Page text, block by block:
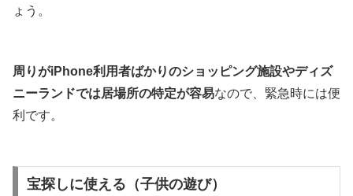
ょう。
周りがiPhone利用者ばかりのショッピング施設やディズ
ニーランドでは居場所の特定が容易なので、緊急時には便
利です。
宝探しに使える（子供の遊び）